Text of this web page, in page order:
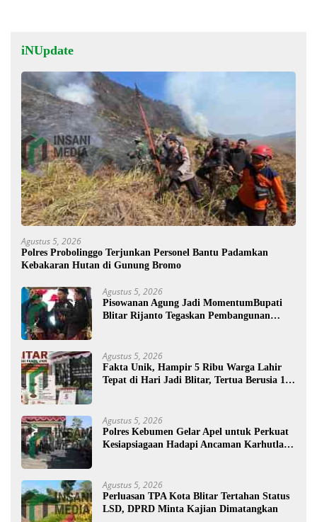
iNUpdate
Agustus 5, 2026
Polres Probolinggo Terjunkan Personel Bantu Padamkan
Kebakaran Hutan di Gunung Bromo
Agustus 5, 2026
Pisowanan Agung Jadi MomentumBupati
Blitar Rijanto Tegaskan Pembangunan
Agustus 5, 2026
Fakta Unik, Hampir 5 Ribu Warga Lahir
Tepat di Hari Jadi Blitar, Tertua Berusia 108
Agustus 5, 2026
Polres Kebumen Gelar Apel untuk Perkuat
Kesiapsiagaan Hadapi Ancaman Karhutla di
Agustus 5, 2026
Perluasan TPA Kota Blitar Tertahan Status
LSD, DPRD Minta Kajian Dimatangkan